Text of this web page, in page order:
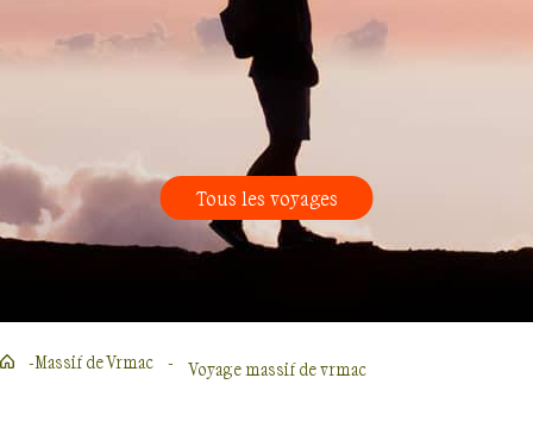
Tous les voyages
Massif de Vrmac Voyage massif de vrmac